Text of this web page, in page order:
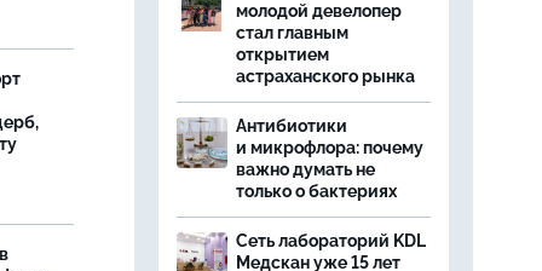
молодой девелопер
стал главным
открытием
астраханского рынка
Антибиотики
и микрофлора: почему
важно думать не
только о бактериях
Сеть лабораторий KDL
Медскан уже 15 лет